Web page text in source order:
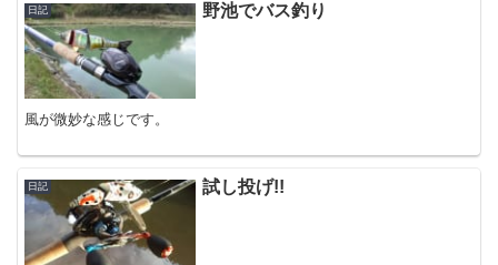
日記 野池でバス釣り
風が微妙な感じです。
日記 試し投げ!!